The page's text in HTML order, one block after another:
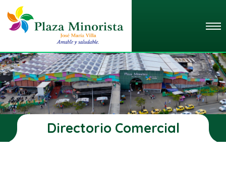
Directorio Comercial